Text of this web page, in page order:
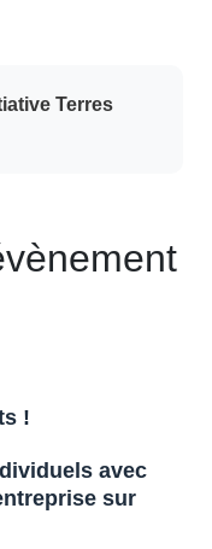
Terres
!
avec
sur